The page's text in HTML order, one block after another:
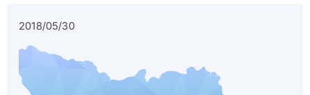
2018/05/30